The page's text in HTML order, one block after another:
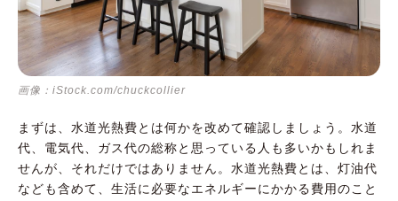
画像：iStock.com/chuckcollier
まずは、水道光熱費とは何かを改めて確認しましょう。水道
代、電気代、ガス代の総称と思っている人も多いかもしれま
せんが、それだけではありません。水道光熱費とは、灯油代
なども含めて、生活に必要なエネルギーにかかる費用のこと